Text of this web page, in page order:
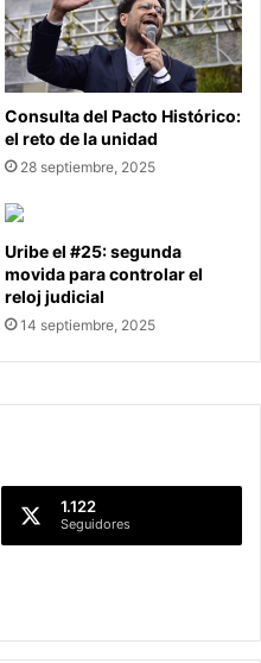
Consulta del Pacto Histórico:
el reto de la unidad
28 septiembre, 2025
Uribe el #25: segunda
movida para controlar el
reloj judicial
14 septiembre, 2025
1.122
Seguidores